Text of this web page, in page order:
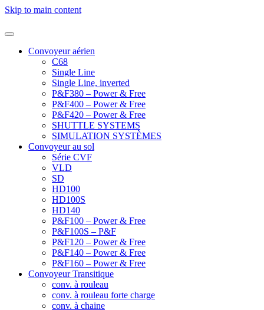
Skip to main content
Convoyeur aérien
C68
Single Line
Single Line, inverted
P&F380 – Power & Free
P&F400 – Power & Free
P&F420 – Power & Free
SHUTTLE SYSTEMS
SIMULATION SYSTÈMES
Convoyeur au sol
Série CVF
VLD
SD
HD100
HD100S
HD140
P&F100 – Power & Free
P&F100S – P&F
P&F120 – Power & Free
P&F140 – Power & Free
P&F160 – Power & Free
Convoyeur Transitique
conv. à rouleau
conv. à rouleau forte charge
conv. à chaine